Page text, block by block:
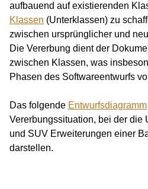
aufbauend auf existierenden
Klassen (Unterklassen) zu
zwischen ursprünglicher und
Die Vererbung dient der
zwischen Klassen, was
Phasen des Softwareentwurfs
Das folgende Entwurfsdiagramm
Vererbungssituation, bei der die
und SUV Erweiterungen einer
darstellen.